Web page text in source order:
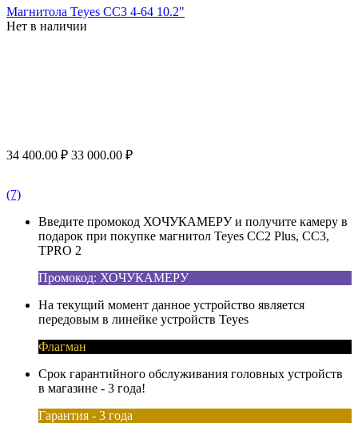
Магнитола Teyes CC3 4-64 10.2"
Нет в наличии
34 400.00 ₽ 33 000.00 ₽
(7)
Введите промокод ХОЧУКАМЕРУ и получите камеру в
подарок при покупке магнитол Teyes CC2 Plus, CC3,
TPRO 2
Промокод: ХОЧУКАМЕРУ
На текущий момент данное устройство является
передовым в линейке устройств Teyes
Флагман
Срок гарантийного обслуживания головных устройств
в магазине - 3 года!
Гарантия - 3 года